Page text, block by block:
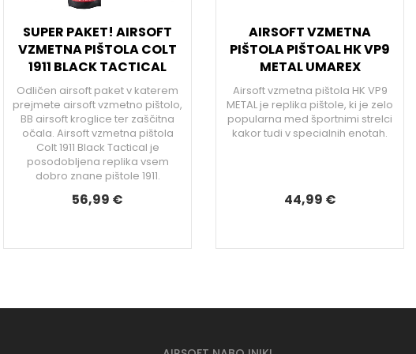
SUPER PAKET! AIRSOFT
VZMETNA PIŠTOLA COLT
1911 BLACK TACTICAL
Odličen airsoft paket v katerem
prejmete airsoft vzmetno pištolo,
BB airsoft kroglice ter zaščitna
očala. Airsoft vzmetna pištola
Colt 1911 Black Tactical je
posodobljena replika vsem
dobro znane pištole 1911.
56,99 €
AIRSOFT VZMETNA
PIŠTOLA PIŠTOAL HK VP9
METAL UMAREX
Airsoft vzmetna pištola HK VP9
METAL je replika pištole, ki je zelo
popularna med športnimi strelci
kakor tudi v specialnih enotah.
44,99 €